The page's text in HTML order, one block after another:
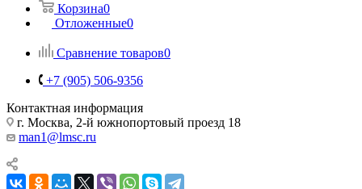
Корзина0
Отложенные0
Сравнение товаров0
+7 (905) 506-9356
Контактная информация
г. Москва, 2-й южнопортовый проезд 18
man1@lmsc.ru